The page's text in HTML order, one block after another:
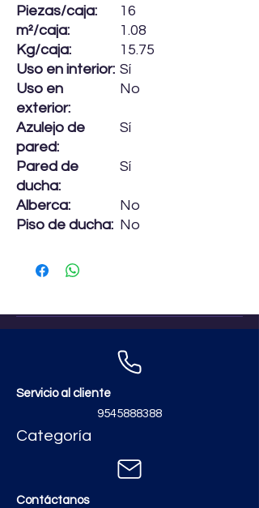
Piezas/caja:
16
m²/caja:
1.08
Kg/caja:
15.75
Uso en interior: Sí
Uso en
exterior:
No
Azulejo de
pared:
Sí
Pared de
ducha:
Sí
Alberca:
No
Piso de ducha: No
Servicio al cliente
9545888388
Categoría
Contáctanos